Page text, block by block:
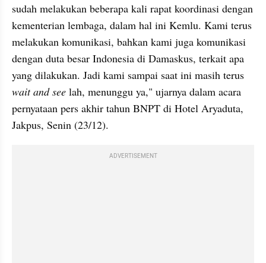
sudah melakukan beberapa kali rapat koordinasi dengan
kementerian lembaga, dalam hal ini Kemlu. Kami terus
melakukan komunikasi, bahkan kami juga komunikasi
dengan duta besar Indonesia di Damaskus, terkait apa
wait and see lah, menunggu ya," ujarnya dalam acara
pernyataan pers akhir tahun BNPT di Hotel Aryaduta,
Jakpus, Senin (23/12).
ADVERTISEMENT